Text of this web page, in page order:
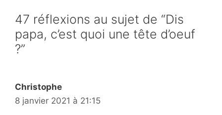
47 réflexions au sujet de “Dis
papa, c’est quoi une tête d’oeuf
?”
Christophe
8 janvier 2021 à 21:15